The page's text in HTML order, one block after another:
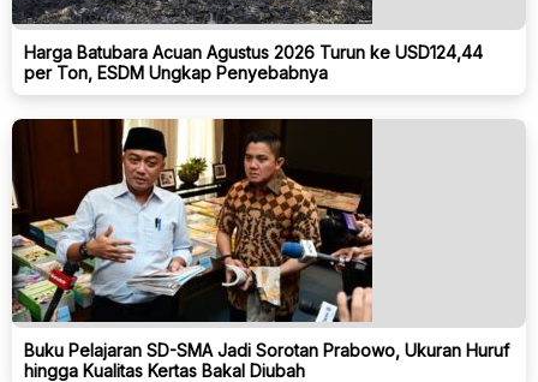
Harga Batubara Acuan Agustus 2026 Turun ke USD124,44
per Ton, ESDM Ungkap Penyebabnya
Buku Pelajaran SD-SMA Jadi Sorotan Prabowo, Ukuran Huruf
hingga Kualitas Kertas Bakal Diubah